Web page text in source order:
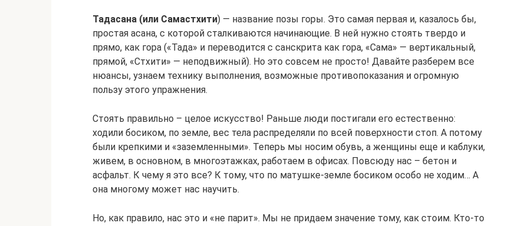
Тадасана (или Самастхити) — название позы горы. Это самая первая и, казалось бы,
простая асана, с которой сталкиваются начинающие. В ней нужно стоять твердо и
прямо, как гора («Тада» и переводится с санскрита как гора, «Сама» — вертикальный,
прямой, «Стхити» — неподвижный). Но это совсем не просто! Давайте разберем все
нюансы, узнаем технику выполнения, возможные противопоказания и огромную
пользу этого упражнения.
Стоять правильно – целое искусство! Раньше люди постигали его естественно:
ходили босиком, по земле, вес тела распределяли по всей поверхности стоп. А потому
были крепкими и «заземленными». Теперь мы носим обувь, а женщины еще и каблуки,
живем, в основном, в многоэтажках, работаем в офисах. Повсюду нас – бетон и
асфальт. К чему я это все? К тому, что по матушке-земле босиком особо не ходим… А
она многому может нас научить.
Но, как правило, нас это и «не парит». Мы не придаем значение тому, как стоим. Кто-то